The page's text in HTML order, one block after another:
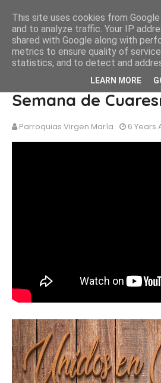
Eucaristía
Semana de
Parroquias Virgen María 6 Years
This site uses cookies from
and to analyze traffic. Your IP
shared with Google along with
metrics to ensure quality of
statistics, and to detect and
LEARN MORE